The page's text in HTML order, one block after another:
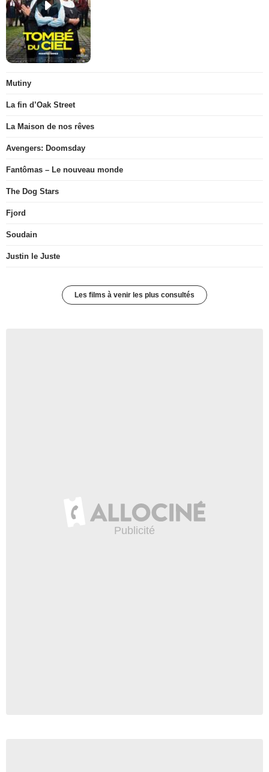
Mutiny
La fin d’Oak Street
La Maison de nos rêves
Avengers: Doomsday
Fantômas – Le nouveau monde
The Dog Stars
Fjord
Soudain
Justin le Juste
Les films à venir les plus consultés